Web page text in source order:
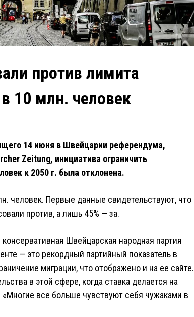
против лимита
10 млн. человек
14 июня в Швейцарии референдума,
Zeitung, инициатива ограничить
к 2050 г. была отклонена.
человек. Первые данные свидетельствуют, что
против, а лишь 45% — за.
Швейцарская народная партия
— это рекордный партийный показатель в
миграции, что отображено и на ее сайте.
в этой сфере, когда ставка делается на
все больше чувствуют себя чужаками в